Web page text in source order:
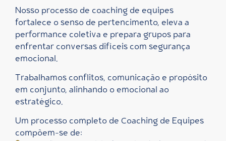
Nosso processo de coaching de equipes
fortalece o senso de pertencimento, eleva a
performance coletiva e prepara grupos para
enfrentar conversas difíceis com segurança
emocional.
Trabalhamos conflitos, comunicação e propósito
em conjunto, alinhando o emocional ao
estratégico.
Um processo completo de Coaching de Equipes
compõem-se de: